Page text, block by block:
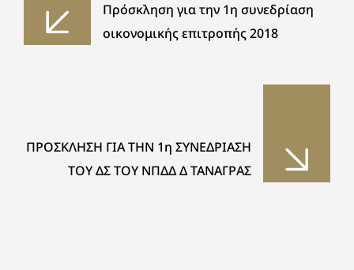
Πρόσκληση για την 1η συνεδρίαση
οικονομικής επιτροπής 2018
ΠΡΟΣΚΛΗΣΗ ΓΙΑ ΤΗΝ 1η ΣΥΝΕΔΡΙΑΣΗ
ΤΟΥ ΔΣ ΤΟΥ ΝΠΔΔ Δ ΤΑΝΑΓΡΑΣ